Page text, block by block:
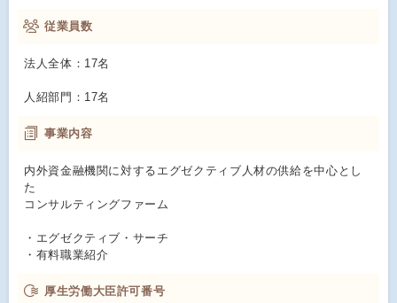
従業員数
法人全体：17名
人紹部門：17名
事業内容
内外資金融機関に対するエグゼクティブ人材の供給を中心とし
た
コンサルティングファーム
・エグゼクティブ・サーチ
・有料職業紹介
厚生労働大臣許可番号